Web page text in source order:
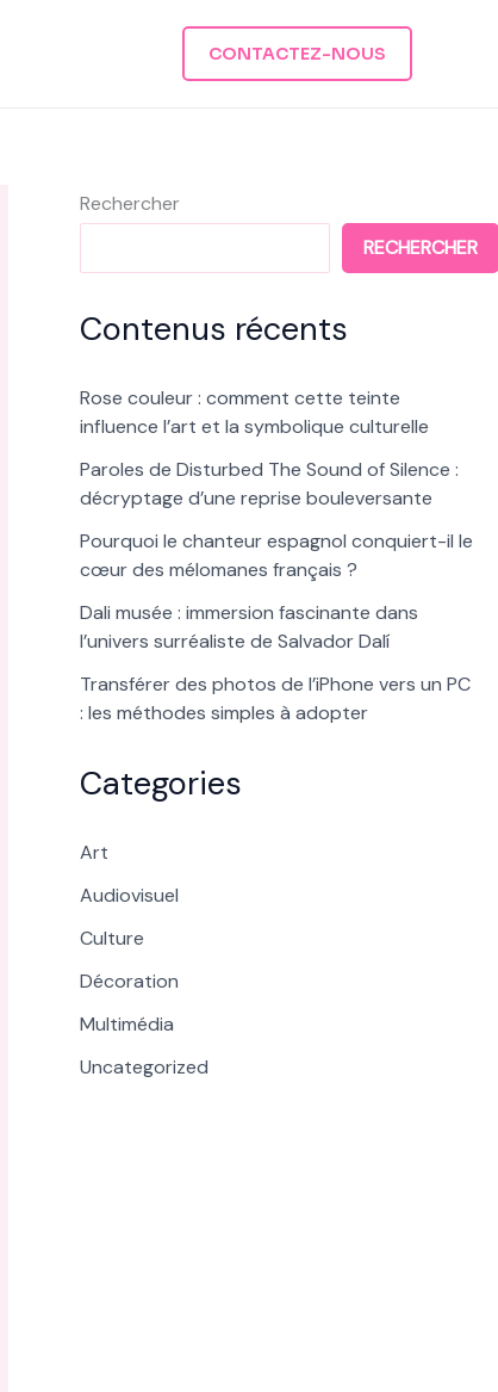
CONTACTEZ-NOUS
Rechercher
RECHERCHER
Contenus récents
Rose couleur : comment cette teinte
influence l’art et la symbolique culturelle
Paroles de Disturbed The Sound of Silence :
décryptage d’une reprise bouleversante
Pourquoi le chanteur espagnol conquiert-il le
cœur des mélomanes français ?
Dali musée : immersion fascinante dans
l’univers surréaliste de Salvador Dalí
Transférer des photos de l’iPhone vers un PC
: les méthodes simples à adopter
Categories
Art
Audiovisuel
Culture
Décoration
Multimédia
Uncategorized